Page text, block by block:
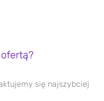
się najszybciej